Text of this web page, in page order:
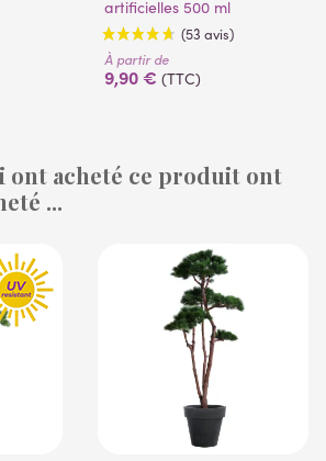
artificielles 500 ml
À partir de
9,90 € (TTC)
ont acheté ce produit ont
...